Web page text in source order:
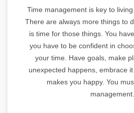
Time management is key to
There are always more things to
is time for those things. You
you have to be confident in
your time. Have goals, make
unexpected happens, embrace
makes you happy. You
management.